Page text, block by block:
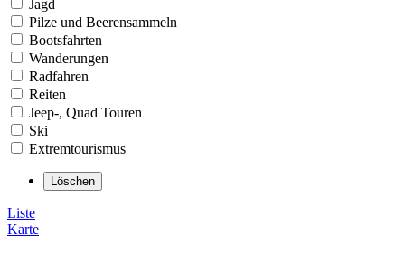
Jagd
Pilze und Beerensammeln
Bootsfahrten
Wanderungen
Radfahren
Reiten
Jeep-, Quad Touren
Ski
Extremtourismus
Liste
Karte